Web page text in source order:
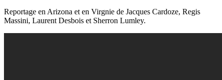
Reportage en Arizona et en Virgnie de Jacques Cardoze, Regis
Massini, Laurent Desbois et Sherron Lumley.